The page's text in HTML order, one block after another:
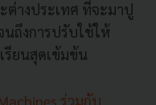
ต่างประเทศ ที่จะมาปู
ถึงการปรับใช้ให้
รียนสุดเข้มข้น
ร่วมกับ